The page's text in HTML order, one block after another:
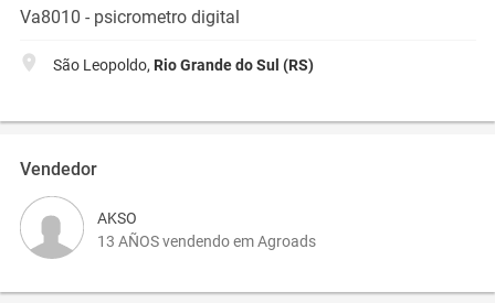
Va8010 - psicrometro digital
São Leopoldo, Rio Grande do Sul (RS)
Vendedor
AKSO
13 AÑOS vendendo em Agroads